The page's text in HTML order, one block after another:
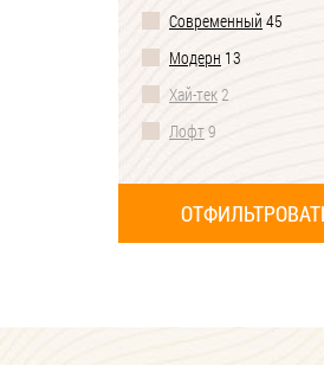
С металлическими
ножками 12
С полками
Со стеллажом
Современный 45
Модерн 13
Хай-тек2
Лофт9